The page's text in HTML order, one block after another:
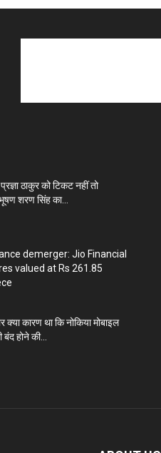
ठाकुर को टिकट नहीं तो
शरण सिंह का...
demerger: Jio Financial
valued at Rs 261.85
क्या कारण था कि नोकिया मोबाइल
होने की...